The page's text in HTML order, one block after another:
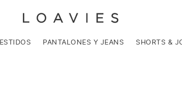
PANTALONES Y JEANS SHORTS &